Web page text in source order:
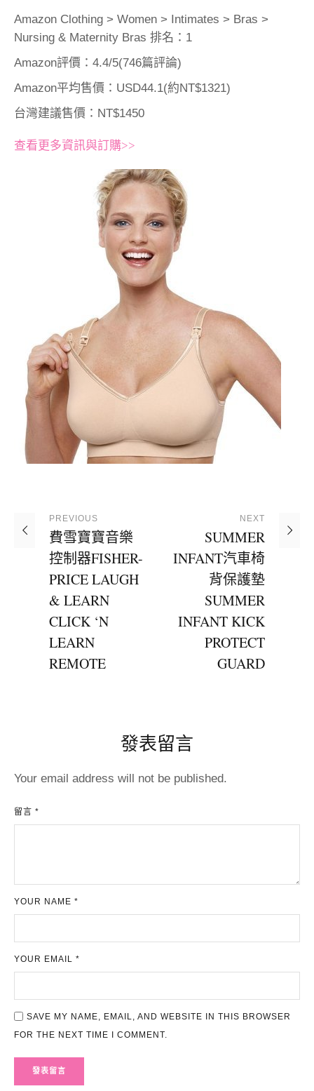
Amazon Clothing > Women > Intimates > Bras >
Nursing & Maternity Bras 排名：1
Amazon評價：4.4/5(746篇評論)
Amazon平均售價：USD44.1(約NT$1321)
台灣建議售價：NT$1450
查看更多資訊與訂購>>
PREVIOUS
費雪寶寶音樂
控制器FISHER-
PRICE LAUGH
& LEARN
CLICK ‘N
LEARN
REMOTE
NEXT
SUMMER
INFANT汽車椅
背保護墊
SUMMER
INFANT KICK
PROTECT
GUARD
發表留言
Your email address will not be published.
留言 *
YOUR NAME *
YOUR EMAIL *
SAVE MY NAME, EMAIL, AND WEBSITE IN THIS BROWSER
FOR THE NEXT TIME I COMMENT.